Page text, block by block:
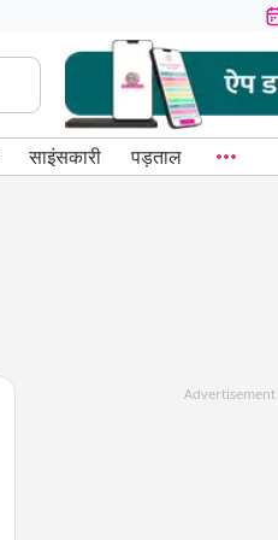
साइंसकारी पड़ताल
Advertisement